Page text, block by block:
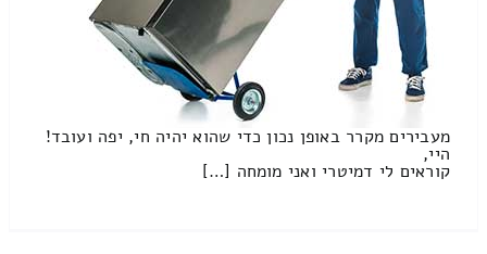
מעבירים מקרר באופן נכון כדי שהוא יהיה חי, יפה ועובד!
היי,
קוראים לי דמיטרי ואני מומחה […]